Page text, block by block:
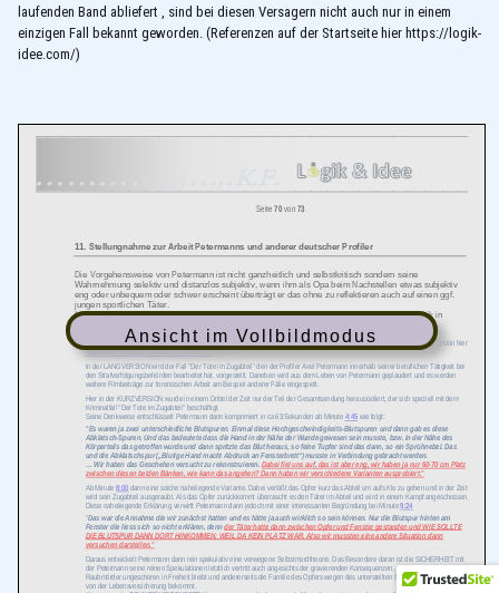
laufenden Band abliefert , sind bei diesen Versagern nicht auch nur in einem
einzigen Fall bekannt geworden. (Referenzen auf der Startseite hier https://logik-
idee.com/)
Ansicht im Vollbildmodus